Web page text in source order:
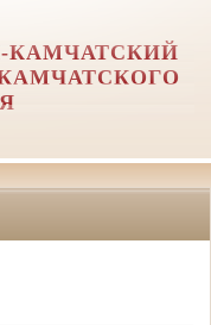
КАМЧАТСКИЙ